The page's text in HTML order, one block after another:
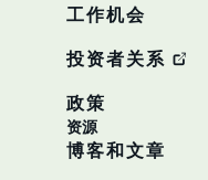
工作机会
投资者关系
政策
资源
博客和文章